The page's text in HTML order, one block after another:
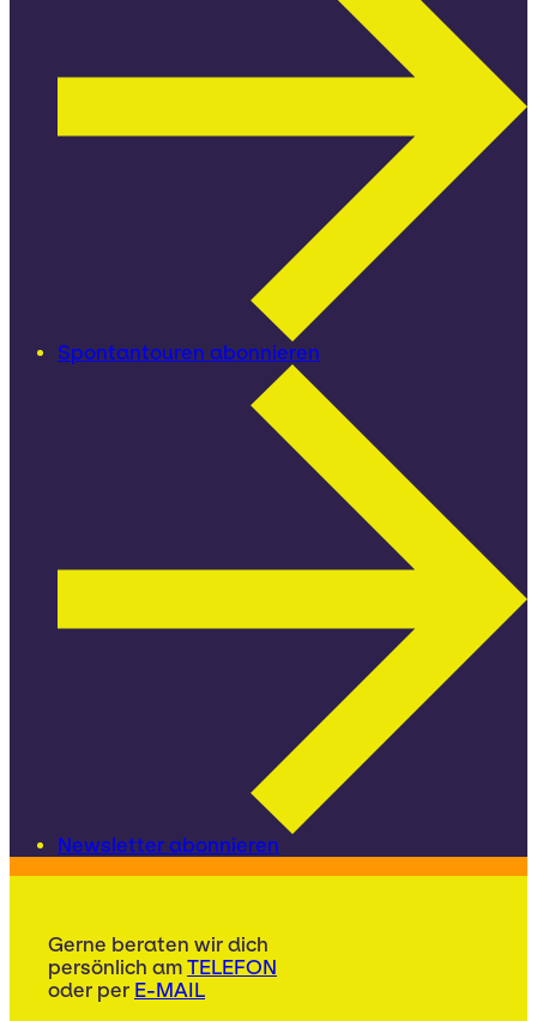
Spontantouren abonnieren
Newsletter abonnieren
Gerne beraten wir dich
persönlich am TELEFON
oder per E-MAIL